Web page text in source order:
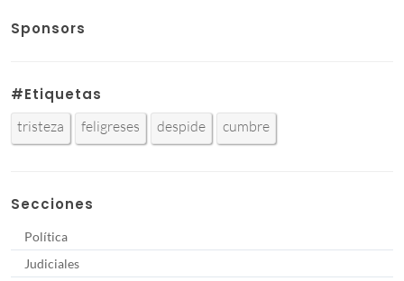
Sponsors
#Etiquetas
tristeza feligreses despide cumbre
Secciones
Política
Judiciales